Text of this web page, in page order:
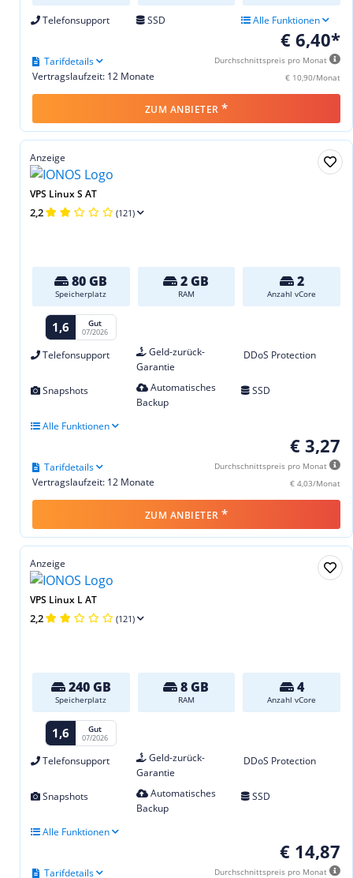
Telefonsupport SSD Alle Funktionen
€ 6,40*
Durchschnittspreis pro Monat
€ 10,90/Monat
Vertragslaufzeit: 12 Monate
Tarifdetails
ZUM ANBIETER *
Anzeige
VPS Linux S AT
2,2 (121)
80 GB
Speicherplatz
2 GB
RAM
2
Anzahl vCore
1,6 Gut
07/2026
Telefonsupport
Geld-zurück-
Garantie
DDoS Protection
Snapshots
Automatisches
Backup
SSD
Alle Funktionen
€ 3,27
Durchschnittspreis pro Monat
€ 4,03/Monat
Vertragslaufzeit: 12 Monate
Tarifdetails
ZUM ANBIETER *
Anzeige
VPS Linux L AT
2,2 (121)
240 GB
Speicherplatz
8 GB
RAM
4
Anzahl vCore
1,6 Gut
07/2026
Telefonsupport
Geld-zurück-
Garantie
DDoS Protection
Snapshots
Automatisches
Backup
SSD
Alle Funktionen
€ 14,87
Durchschnittspreis pro Monat
Tarifdetails